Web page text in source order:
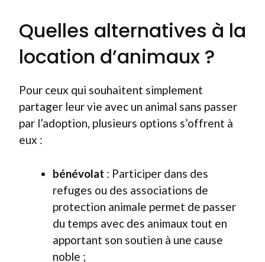
Quelles alternatives à la
location d’animaux ?
Pour ceux qui souhaitent simplement
partager leur vie avec un animal sans passer
par l’adoption, plusieurs options s’offrent à
eux :
bénévolat : Participer dans des
refuges ou des associations de
protection animale permet de passer
du temps avec des animaux tout en
apportant son soutien à une cause
noble ;